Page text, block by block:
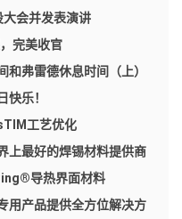
大会并发表演讲
完美收官
弗雷德休息时间（上）
快乐！
工艺优化
上最好的焊锡材料提供商
导热界面材料
用产品提供全方位解决方